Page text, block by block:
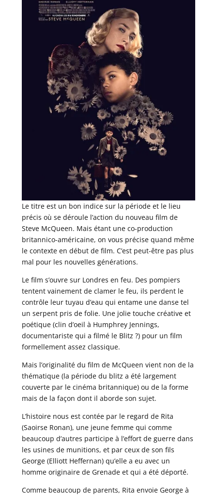
Le titre est un bon indice sur la période et le lieu
précis où se déroule l’action du nouveau film de
Steve McQueen. Mais étant une co-production
britannico-américaine, on vous précise quand même
le contexte en début de film. C’est peut-être pas plus
mal pour les nouvelles générations.
Le film s’ouvre sur Londres en feu. Des pompiers
tentent vainement de clamer le feu, ils perdent le
contrôle leur tuyau d’eau qui entame une danse tel
un serpent pris de folie. Une jolie touche créative et
poétique (clin d’oeil à Humphrey Jennings,
documentariste qui a filmé le Blitz ?) pour un film
formellement assez classique.
Mais l’originalité du film de McQueen vient non de la
thématique (la période du blitz a été largement
couverte par le cinéma britannique) ou de la forme
mais de la façon dont il aborde son sujet.
L’histoire nous est contée par le regard de Rita
(Saoirse Ronan), une jeune femme qui comme
beaucoup d’autres participe à l’effort de guerre dans
les usines de munitions, et par ceux de son fils
George (Elliott Heffernan) qu’elle a eu avec un
homme originaire de Grenade et qui a été déporté.
Comme beaucoup de parents, Rita envoie George à